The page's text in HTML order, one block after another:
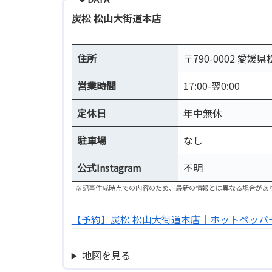
炭松 松山大街道本店
住所
〒790-0002 愛媛県
営業時間
17:00-翌0:00
定休日
年中無休
駐車場
なし
公式Instagram
不明
※記事作成時点での内容のため、最新の情報とは異なる場合があ
【予約】炭松 松山大街道本店｜ホットペッ
地図を見る